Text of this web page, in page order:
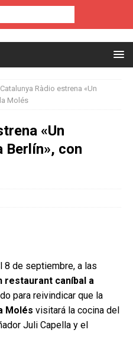
Catalunya Ràdio estrena «Un
Molés
«Un
Berlín», con
8 de septiembre, a las
restaurant caníbal a
para reivindicar que la
Molés visitará la cocina del
Juli Capella y el